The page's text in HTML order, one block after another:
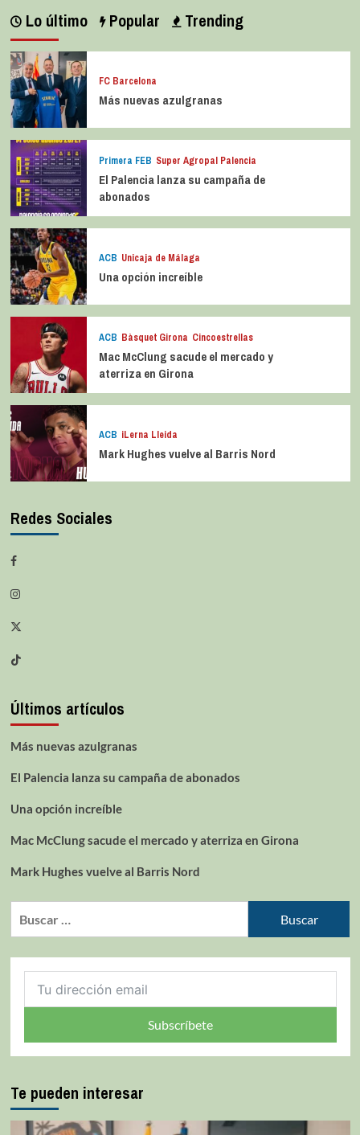
Lo último Popular Trending
FC Barcelona
Más nuevas azulgranas
Primera FEB Super Agropal Palencia
El Palencia lanza su campaña de
abonados
ACB Unicaja de Málaga
Una opción increíble
ACB Bàsquet Girona Cincoestrellas
Mac McClung sacude el mercado y
aterriza en Girona
ACB iLerna Lleida
Mark Hughes vuelve al Barris Nord
Redes Sociales
Últimos artículos
Más nuevas azulgranas
El Palencia lanza su campaña de abonados
Una opción increíble
Mac McClung sacude el mercado y aterriza en Girona
Mark Hughes vuelve al Barris Nord
Subscríbete
Te pueden interesar